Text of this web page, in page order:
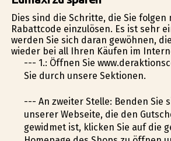
Dies sind die Schritte, die Sie folgen
Rabattcode einzulösen. Es ist sehr
werden Sie sich daran gewöhnen,
wieder bei all Ihren Käufen im
--- 1.: Öffnen Sie
Sie durch unsere Sektionen.
--- An zweiter Stelle: Befinden Sie
unserer Webseite, die den
gewidmet ist, klicken Sie auf die